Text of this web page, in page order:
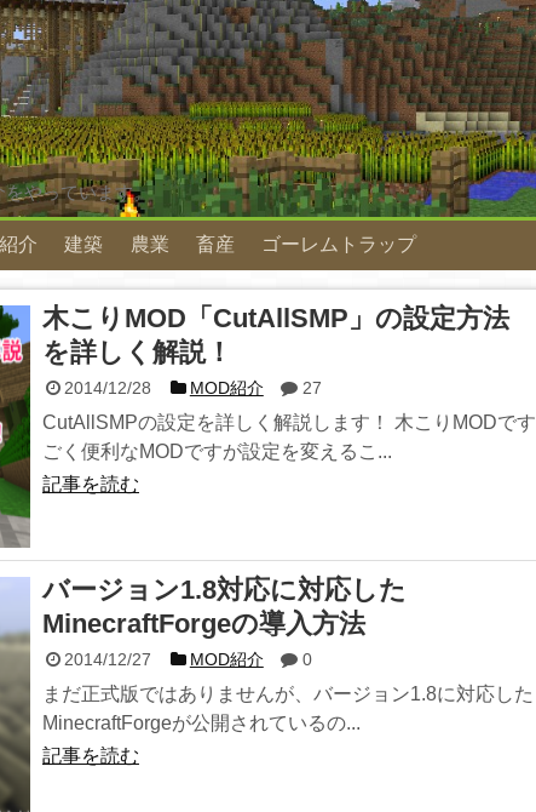
やっています。
介 建築 農業 畜産 ゴーレムトラップ
木こりMOD「CutAllSMP」の設定方法
を詳しく解説！
2014/12/28 MOD紹介 27
CutAllSMPの設定を詳しく解説します！ 木こりMODです
ごく便利なMODですが設定を変えるこ...
記事を読む
バージョン1.8対応に対応した
MinecraftForgeの導入方法
2014/12/27 MOD紹介 0
まだ正式版ではありませんが、バージョン1.8に対応した
MinecraftForgeが公開されているの...
記事を読む